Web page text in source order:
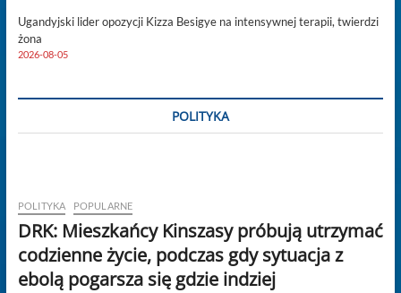
Ugandyjski lider opozycji Kizza Besigye na intensywnej terapii, twierdzi
żona
2026-08-05
POLITYKA
POLITYKA POPULARNE
DRK: Mieszkańcy Kinszasy próbują utrzymać
codzienne życie, podczas gdy sytuacja z
ebolą pogarsza się gdzie indziej